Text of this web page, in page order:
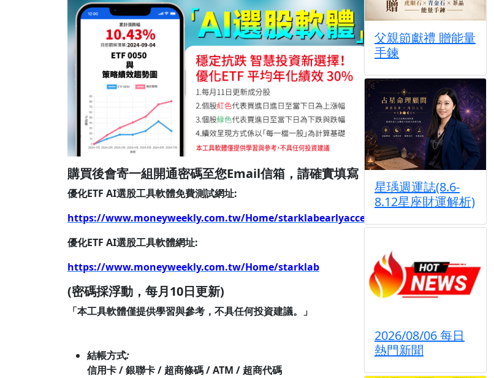
購買後會寄一組開通密碼至您Email信箱，請確實填寫
優化ETF AI選股工具軟體免費測試網址:
https://www.moneyweekly.com.tw/Home/starklabearlyaccess
優化ETF AI選股工具軟體網址:
https://www.moneyweekly.com.tw/Home/starklab
(密碼採浮動，每月10日更新)
「本工具軟體僅提供學習與參考，不具任何投資建議。」
結帳方式:
信用卡 / 銀聯卡 / 超商條碼 / ATM / 超商代碼
父親節獻禮 贈能量
手鍊
星瑀週運誌(8.6-
8.12星座財運解析)
2026/08/06 每日
熱門新聞